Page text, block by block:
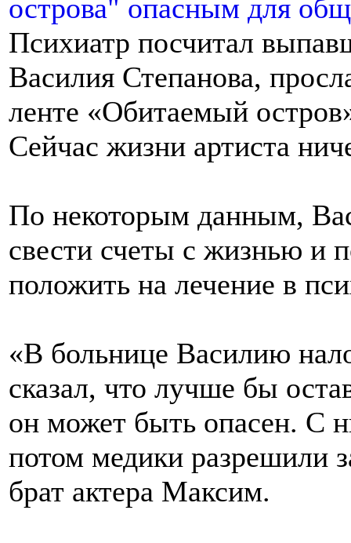
Психиатр посчитал
Василия Степанова,
ленте «Обитаемый
Сейчас жизни артиста
По некоторым данным,
свести счеты с жизнью и
положить на лечение в
«В больнице Василию
сказал, что лучше бы
он может быть опасен. С
потом медики разрешили
брат актера Максим.